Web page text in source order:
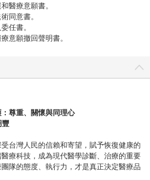
醫療意願書。
同意書。
任書。
意願撤回聲明書。
尊重、關懷與同理心
豐
台灣人民的信賴和寄望，賦予恢復健康的
療科技，成為現代醫學診斷、治療的重要
隊的態度、執行力，才是真正決定醫療品